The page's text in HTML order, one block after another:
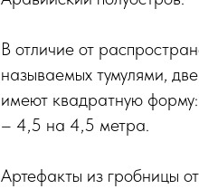
В отличие от
называемых тумулями,
имеют квадратную
– 4,5 на 4,5 метра.
Артефакты из гробницы